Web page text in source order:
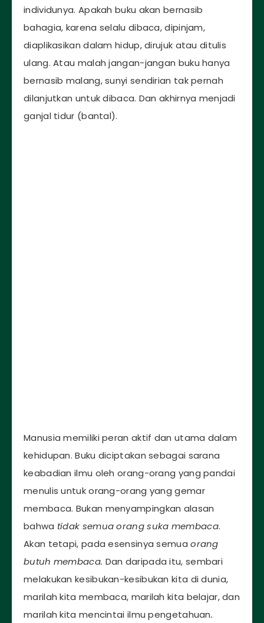
individunya. Apakah buku akan bernasib
bahagia, karena selalu dibaca, dipinjam,
diaplikasikan dalam hidup, dirujuk atau ditulis
ulang. Atau malah jangan-jangan buku hanya
bernasib malang, sunyi sendirian tak pernah
dilanjutkan untuk dibaca. Dan akhirnya menjadi
ganjal tidur (bantal).
Manusia memiliki peran aktif dan utama dalam
kehidupan. Buku diciptakan sebagai sarana
keabadian ilmu oleh orang-orang yang pandai
menulis untuk orang-orang yang gemar
membaca. Bukan menyampingkan alasan
bahwa tidak semua orang suka membaca.
Akan tetapi, pada esensinya semuaorang
butuh membaca. Dan daripada itu, sembari
melakukan kesibukan-kesibukan kita di dunia,
marilah kita membaca, marilah kita belajar, dan
marilah kita mencintai ilmu pengetahuan.